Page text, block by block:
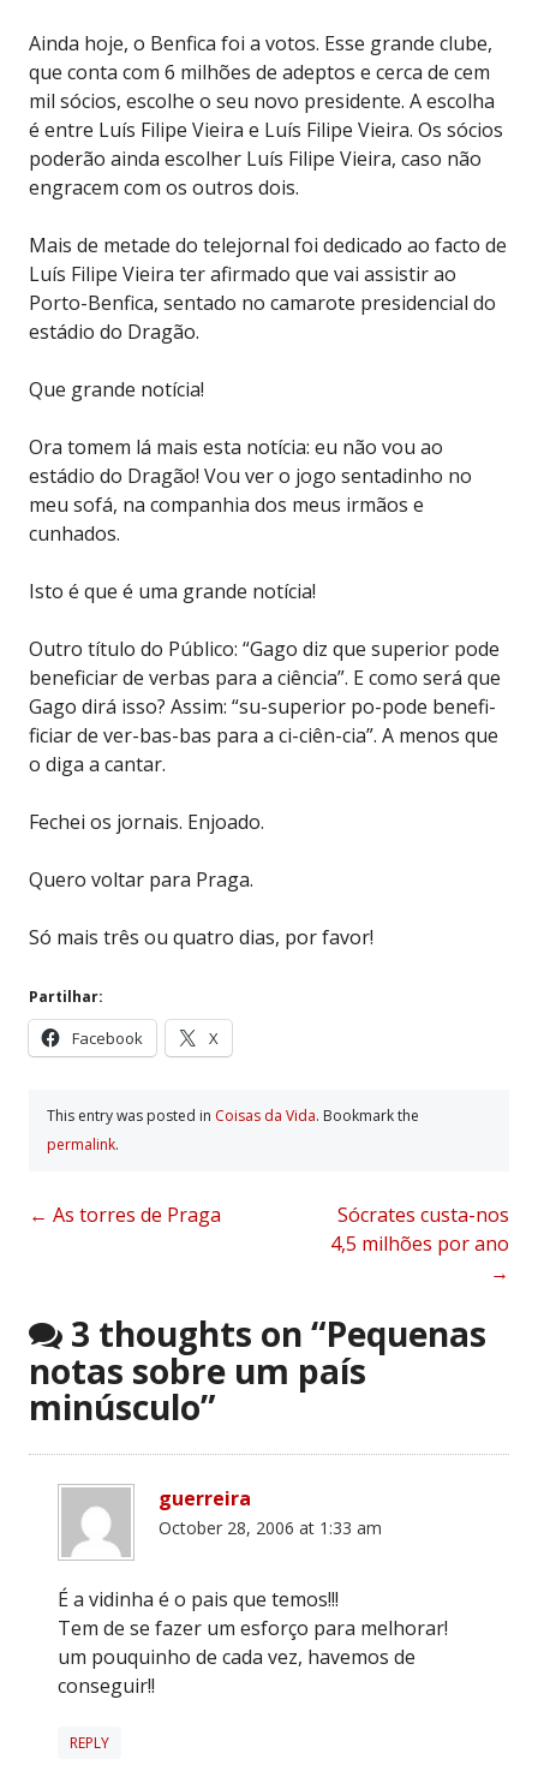
Ainda hoje, o Benfica foi a votos. Esse grande clube,
que conta com 6 milhões de adeptos e cerca de cem
mil sócios, escolhe o seu novo presidente. A escolha
é entre Luís Filipe Vieira e Luís Filipe Vieira. Os sócios
poderão ainda escolher Luís Filipe Vieira, caso não
engracem com os outros dois.
Mais de metade do telejornal foi dedicado ao facto de
Luís Filipe Vieira ter afirmado que vai assistir ao
Porto-Benfica, sentado no camarote presidencial do
estádio do Dragão.
Que grande notícia!
Ora tomem lá mais esta notícia: eu não vou ao
estádio do Dragão! Vou ver o jogo sentadinho no
meu sofá, na companhia dos meus irmãos e
cunhados.
Isto é que é uma grande notícia!
Outro título do Público: “Gago diz que superior pode
beneficiar de verbas para a ciência”. E como será que
Gago dirá isso? Assim: “su-superior po-pode benefi-
ficiar de ver-bas-bas para a ci-ciên-cia”. A menos que
o diga a cantar.
Fechei os jornais. Enjoado.
Quero voltar para Praga.
Só mais três ou quatro dias, por favor!
Partilhar:
Facebook X
This entry was posted in Coisas da Vida. Bookmark the
permalink.
Post
← As torres de Praga
Sócrates custa-nos
4,5 milhões por ano
→
3 thoughts on “Pequenas
notas sobre um país
minúsculo”
guerreira
October 28, 2006 at 1:33 am
É a vidinha é o pais que temos!!!
Tem de se fazer um esforço para melhorar!
um pouquinho de cada vez, havemos de
conseguir!!
REPLY